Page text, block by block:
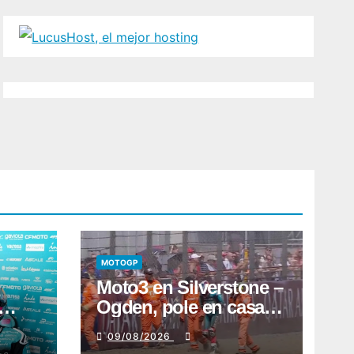
MOTOGP
Moto3 en Silverstone –
Ogden, pole en casa;
Quiles sufre un fuerte y
preocupante accidente
09/08/2026